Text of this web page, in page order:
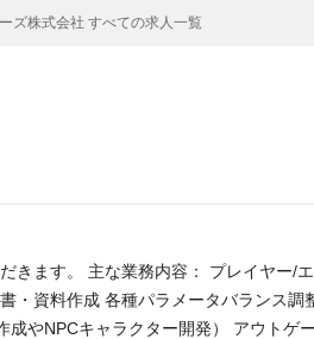
ズ株式会社 すべての求人一覧
ます。 主な業務内容： プレイヤー/
資料作成 各種パラメータバランス調
やNPCキャラクター開発） アウトゲ